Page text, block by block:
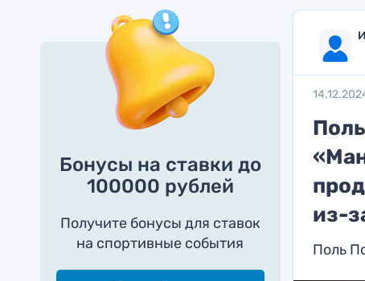
Бонусы на ставки до
100000 рублей
Получите бонусы для ставок
на спортивные события
из-
Поль